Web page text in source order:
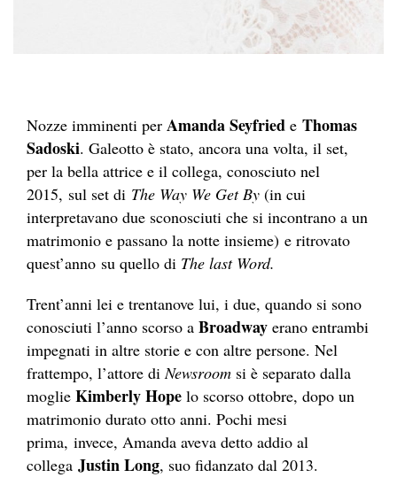
Nozze imminenti per Amanda Seyfried e Thomas
Sadoski. Galeotto è stato, ancora una volta, il set,
per la bella attrice e il collega, conosciuto nel
2015, sul set di The Way We Get By (in cui
interpretavano due sconosciuti che si incontrano a un
matrimonio e passano la notte insieme) e ritrovato
quest’anno su quello di The last Word.
Trent’anni lei e trentanove lui, i due, quando si sono
conosciuti l’anno scorso a Broadway erano entrambi
impegnati in altre storie e con altre persone. Nel
frattempo, l’attore di Newsroom si è separato dalla
moglie Kimberly Hope lo scorso ottobre, dopo un
matrimonio durato otto anni. Pochi mesi
prima, invece, Amanda aveva detto addio al
collega Justin Long, suo fidanzato dal 2013.